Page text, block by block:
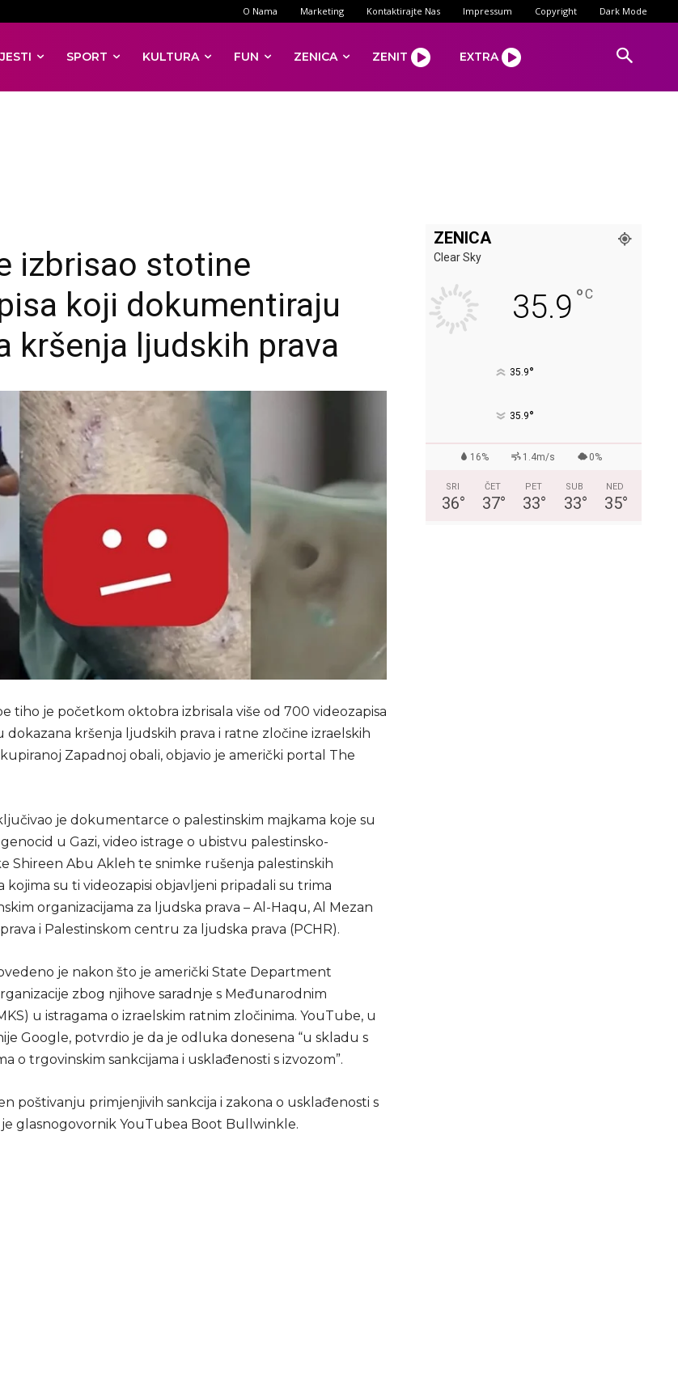
O Nama Marketing Kontaktirajte Nas Impressum Copyright Dark Mode
SPORT KULTURA FUN ZENICA ZENIT EXTRA
izbrisao stotine
koji dokumentiraju
kršenja ljudskih prava
tiho je početkom oktobra izbrisala više od 700 videozapisa
kršenja ljudskih prava i ratne zločine izraelskih
Zapadnoj obali, objavio je američki portal The
je dokumentarce o palestinskim majkama koje su
u Gazi, video istrage o ubistvu palestinsko-
Shireen Abu Akleh te snimke rušenja palestinskih
kojima su ti videozapisi objavljeni pripadali su trima
organizacijama za ljudska prava – Al-Haqu, Al Mezan
i Palestinskom centru za ljudska prava (PCHR).
je nakon što je američki State Department
zbog njihove saradnje s Međunarodnim
u istragama o izraelskim ratnim zločinima. YouTube, u
Google, potvrdio je da je odluka donesena “u skladu s
o trgovinskim sankcijama i usklađenosti s izvozom”.
poštivanju primjenjivih sankcija i zakona o usklađenosti s
je glasnogovornik YouTubea Boot Bullwinkle.
ZENICA
Clear Sky
35.9 °C
35.9°
35.9°
16% 1.4m/s 0%
SRI
36°
ČET
37°
PET
33°
SUB
33°
NED
35°